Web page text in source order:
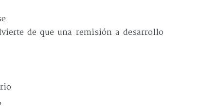
de que una remisión a desarrollo